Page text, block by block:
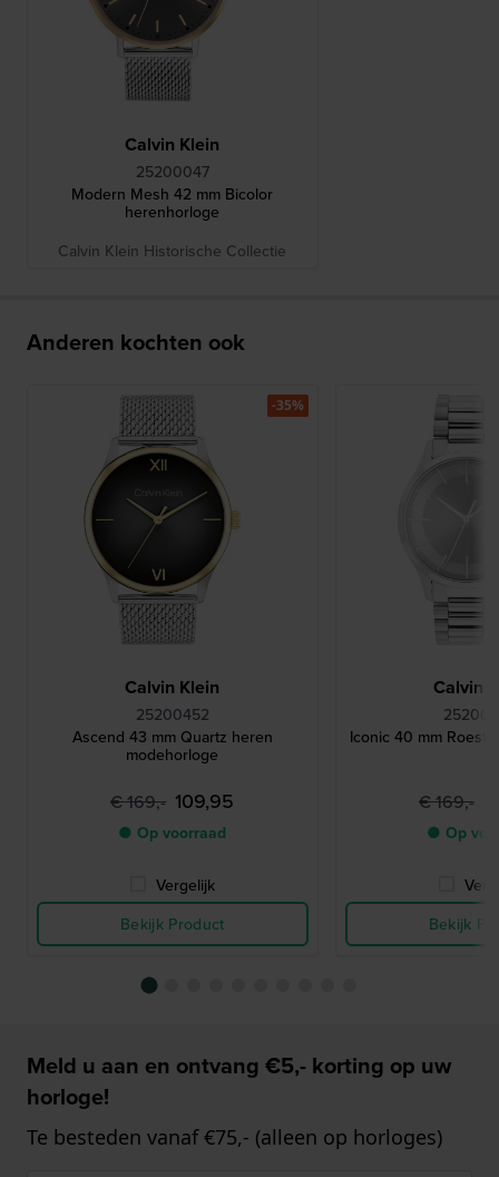
Calvin Klein
25200047
Modern Mesh 42 mm Bicolor
herenhorloge
Calvin Klein Historische Collectie
Anderen kochten ook
Calvin Klein
25200452
Ascend 43 mm Quartz heren
modehorloge
€ 169,- 109,95
● Op voorraad
Vergelijk
Bekijk Product
-35%
Calvin
Iconic 40 mm
€ 169,-
● Op
Bekijk
Meld u aan en ontvang €5,- korting op uw
horloge!
Te besteden vanaf €75,- (alleen op horloges)